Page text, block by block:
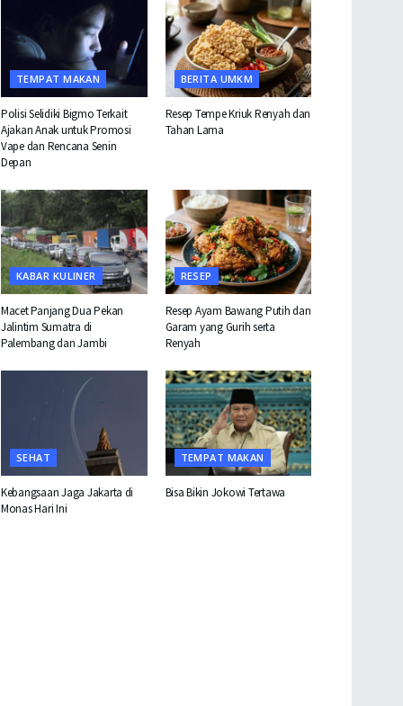
TEMPAT MAKAN
Polisi Selidiki Bigmo Terkait
Ajakan Anak untuk Promosi
Vape dan Rencana Senin
Depan
BERITA UMKM
Resep Tempe Kriuk Renyah dan
Tahan Lama
KABAR KULINER
Macet Panjang Dua Pekan
Jalintim Sumatra di
Palembang dan Jambi
RESEP
Resep Ayam Bawang Putih dan
Garam yang Gurih serta
Renyah
SEHAT
Kebangsaan Jaga Jakarta di
Monas Hari Ini
TEMPAT MAKAN
Bisa Bikin Jokowi Tertawa